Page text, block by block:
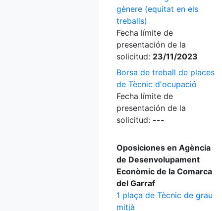
gènere (equitat en els
treballs)
Fecha límite de
presentación de la
solicitud: 23/11/2023
Borsa de treball de places
de Tècnic d'ocupació
Fecha límite de
presentación de la
solicitud: ---
Oposiciones en Agència
de Desenvolupament
Econòmic de la Comarca
del Garraf
1 plaça de Tècnic de grau
mitjà